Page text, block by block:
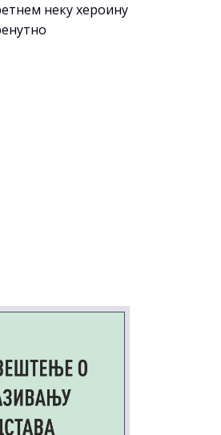
неку хероину